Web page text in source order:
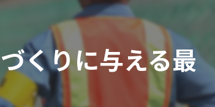
くりに与える最